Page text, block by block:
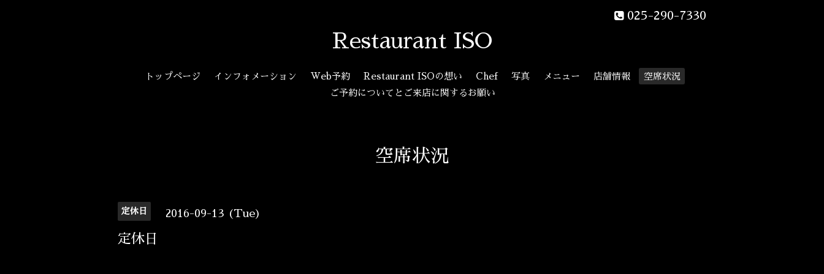
025-290-7330
Restaurant ISO
トップページ インフォメーション Web予約 Restaurant ISOの想い Chef 写真 メニュー 店舗情報
空席状況
ご予約についてとご来店に関するお願い
空席状況
定休日 2016-09-13 (Tue)
定休日